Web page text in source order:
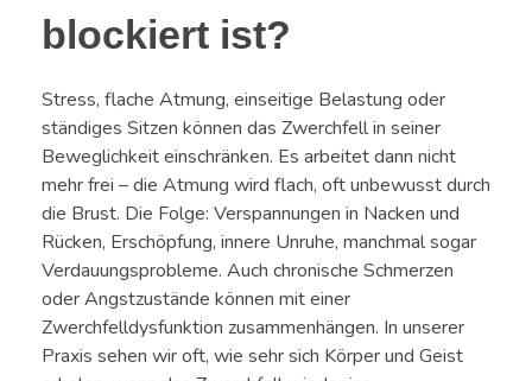
blockiert ist?
Stress, flache Atmung, einseitige Belastung oder
ständiges Sitzen können das Zwerchfell in seiner
Beweglichkeit einschränken. Es arbeitet dann nicht
mehr frei – die Atmung wird flach, oft unbewusst durch
die Brust. Die Folge: Verspannungen in Nacken und
Rücken, Erschöpfung, innere Unruhe, manchmal sogar
Verdauungsprobleme. Auch chronische Schmerzen
oder Angstzustände können mit einer
Zwerchfelldysfunktion zusammenhängen. In unserer
Praxis sehen wir oft, wie sehr sich Körper und Geist